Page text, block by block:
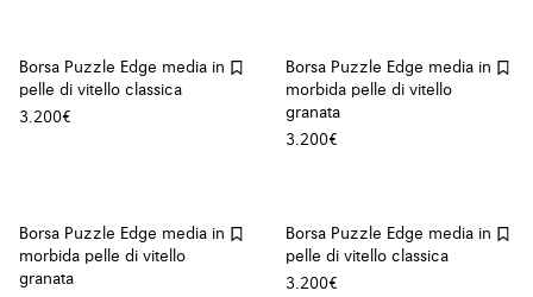
Borsa Puzzle Edge media in
pelle di vitello classica
3.200€
Borsa Puzzle Edge media in
morbida pelle di vitello
granata
3.200€
Borsa Puzzle Edge media in
morbida pelle di vitello
granata
Borsa Puzzle Edge media in
pelle di vitello classica
3.200€